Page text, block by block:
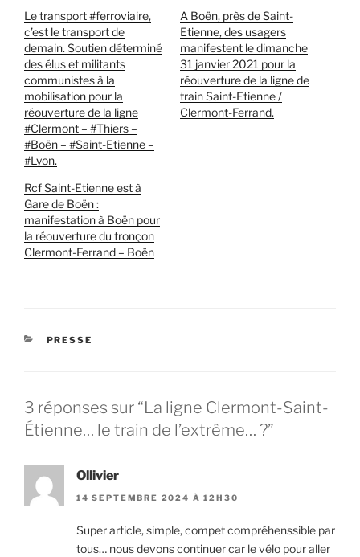
Le transport #ferroviaire,
c’est le transport de
demain. Soutien déterminé
des élus et militants
communistes à la
mobilisation pour la
réouverture de la ligne
#Clermont – #Thiers –
#Boën – #Saint-Etienne –
#Lyon.
A Boën, près de Saint-
Etienne, des usagers
manifestent le dimanche
31 janvier 2021 pour la
réouverture de la ligne de
train Saint-Etienne /
Clermont-Ferrand.
Rcf Saint-Etienne est à
Gare de Boën :
manifestation à Boën pour
la réouverture du tronçon
Clermont-Ferrand – Boën
CATÉGORIES
PRESSE
3 réponses sur “La ligne Clermont-Saint-
Étienne… le train de l’extrême… ?”
Ollivier
14 SEPTEMBRE 2024 À 12H30
Super article, simple, compet compréhenssible par
tous… nous devons continuer car le vélo pour aller